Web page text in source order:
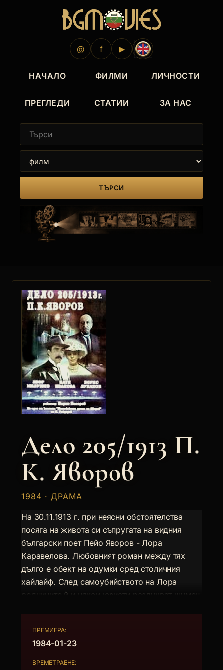
@ f ▶
НАЧАЛО ФИЛМИ ЛИЧНОСТИ
ПРЕГЛЕДИ СТАТИИ ЗА НАС
ТЪРСИ
Дело 205/1913 П.
К. Яворов
1984 · ДРАМА
На 30.11.1913 г. при неясни обстоятелства
посяга на живота си съпругата на видния
български поет Пейо Яворов - Лора
Каравелова. Любовният роман между тях
дълго е обект на одумки сред столичния
хайлайф. След самоубийството на Лора
роднините й и някои юристи раздухват шумен
убийството на жена си, той близо година води
безрезултатна борба, за да докаже
невинността си. Отхвърлен от обществото,
ПРЕМИЕРА:
1984-01-23
ВРЕМЕТРАЕНЕ: